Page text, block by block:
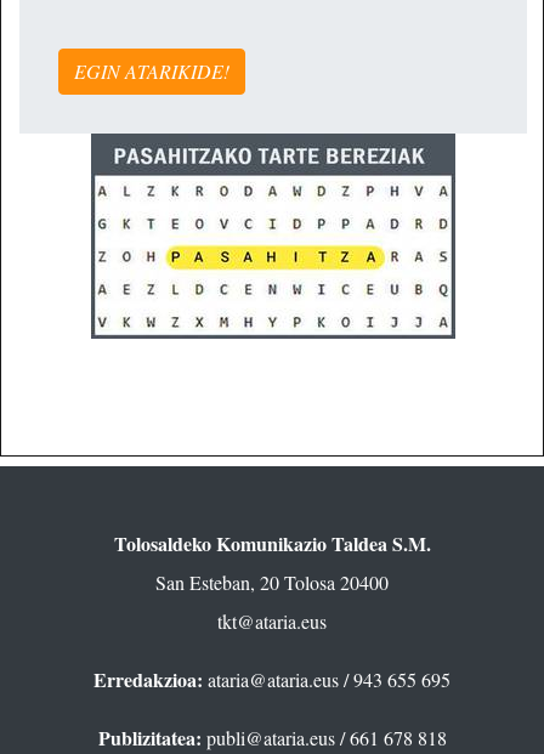
EGIN ATARIKIDE!
Tolosaldeko Komunikazio Taldea S.M.
San Esteban, 20 Tolosa 20400
tkt@ataria.eus
Erredakzioa: ataria@ataria.eus/ 943 655 695
Publizitatea: publi@ataria.eus/ 661 678 818